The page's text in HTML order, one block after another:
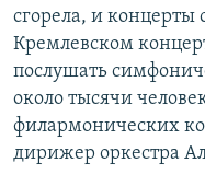
сгорела, и концерты
Кремлевском
послушать
около тысячи
филармонических
дирижер оркестра